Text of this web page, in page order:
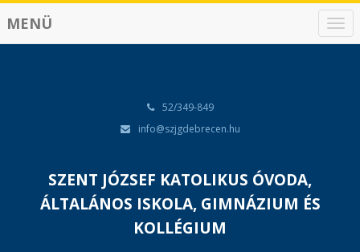
N
a
MENÜ
52/349-849
info@szjgdebrecen.hu
SZENT JÓZSEF KATOLIKUS ÓVODA,
ÁLTALÁNOS ISKOLA, GIMNÁZIUM ÉS
KOLLÉGIUM